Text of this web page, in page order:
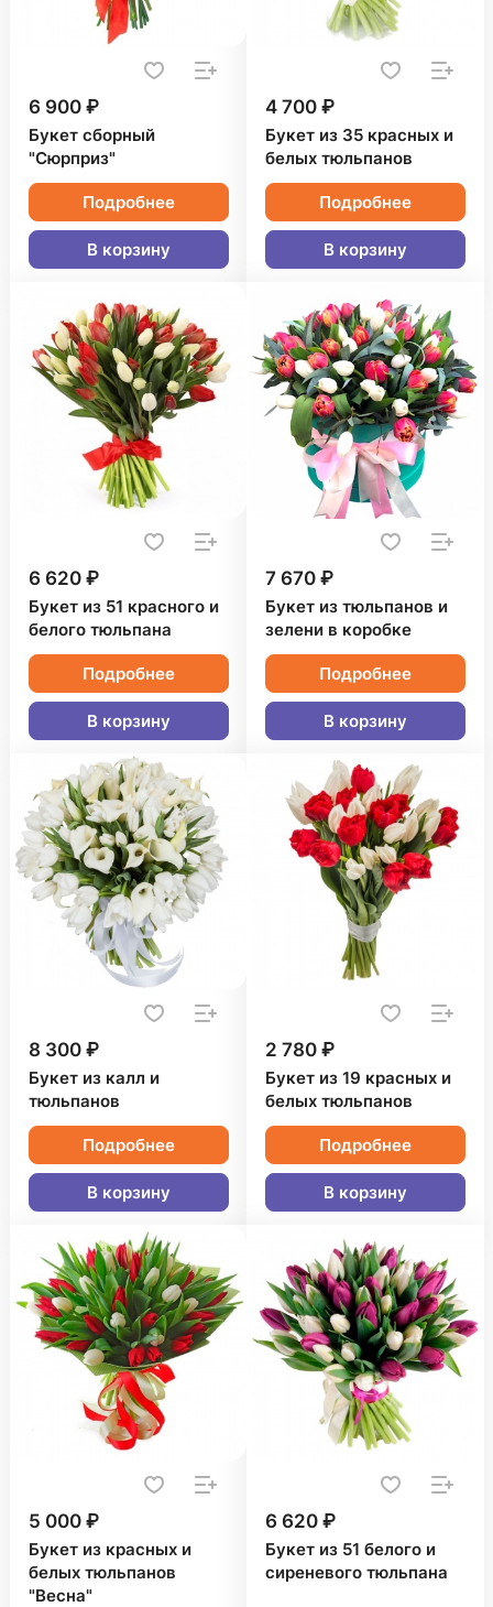
6 900 ₽
Букет сборный
"Сюрприз"
Подробнее
В корзину
4 700 ₽
Букет из 35 красных и
белых тюльпанов
Подробнее
В корзину
6 620 ₽
Букет из 51 красного и
белого тюльпана
Подробнее
В корзину
7 670 ₽
Букет из тюльпанов и
зелени в коробке
Подробнее
В корзину
8 300 ₽
Букет из калл и
тюльпанов
Подробнее
В корзину
2 780 ₽
Букет из 19 красных и
белых тюльпанов
Подробнее
В корзину
5 000 ₽
Букет из красных и
белых тюльпанов
"Весна"
6 620 ₽
Букет из 51 белого и
сиреневого тюльпана